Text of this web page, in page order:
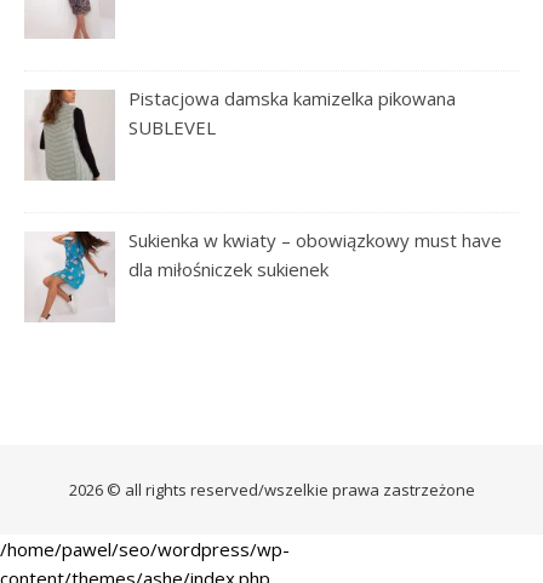
Pistacjowa damska kamizelka pikowana
SUBLEVEL
Sukienka w kwiaty – obowiązkowy must have
dla miłośniczek sukienek
2026 © all rights reserved/wszelkie prawa zastrzeżone
/home/pawel/seo/wordpress/wp-
content/themes/ashe/index.php